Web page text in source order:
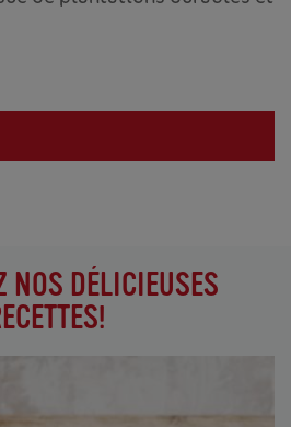
NOS DÉLICIEUSES